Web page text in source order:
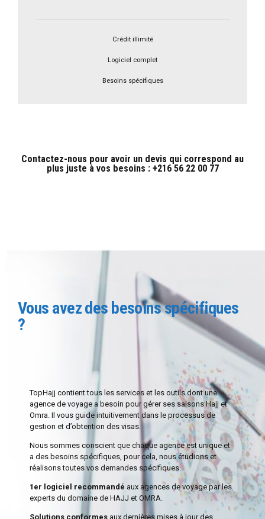
Crédit illimité
Logiciel complet
Besoins spécifiques
Contactez-nous pour avoir un devis qui correspond au
plus juste à vos besoins : +216 56 22 00 77
Vous avez des besoins spécifiques
?
TopHajj contient tous les services et les outils dont une
agence de voyage a besoin pour gérer ses saisons Hajj et
Omra. Il vous guide intuitivement dans le processus de
gestion et d’obtention des visas.
Nous sommes conscient que chaque agence est unique et
a des besoins spécifiques, pour cela, nous étudions et
réalisons toutes vos demandes spécifiques.
1er logiciel recommandé aux agences de voyage par les
experts du domaine de HAJJ et OMRA.
Solutions conformes aux dernières mises à jour des
0
0
1
2
3
4
5
0
1
2